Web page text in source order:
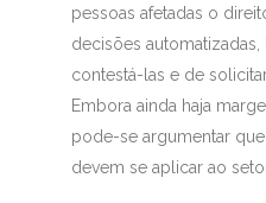
pessoas afetadas o
decisões
contestá-las e de
Embora ainda haja
pode-se argumentar
devem se aplicar ao